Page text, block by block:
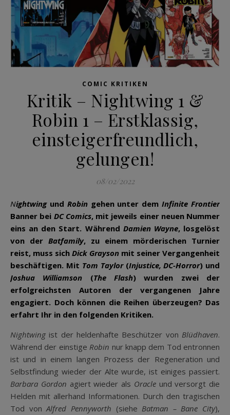
COMIC KRITIKEN
Kritik – Nightwing 1 &
Robin 1 – Erstklassig,
einsteigerfreundlich,
gelungen!
08/02/2022
Nightwing und Robingehen unter demInfinite Frontier
Banner bei DC Comics, mit jeweils einer neuen Nummer
eins an den Start. Während Damien Wayne, losgelöst
von der Batfamily, zu einem mörderischen Turnier
reist, muss sich Dick Grayson mit seiner Vergangenheit
beschäftigen. Mit Tom Taylor(Injustice, DC-Horror) und
Joshua Williamson (The Flash) wurden zwei der
erfolgreichsten Autoren der vergangenen Jahre
engagiert. Doch können die Reihen überzeugen? Das
erfahrt Ihr in den folgenden Kritiken.
Nightwing ist der heldenhafte Beschützer von Blüdhaven.
Während der einstigeRobin nur knapp dem Tod entronnen
ist und in einem langen Prozess der Regeneration und
Selbstfindung wieder der Alte wurde, ist einiges passiert.
Barbara Gordon agiert wieder als Oracleund versorgt die
Helden mit allerhand Informationen. Durch den tragischen
Tod vonAlfred Pennyworth (sieheBatman – Bane City),